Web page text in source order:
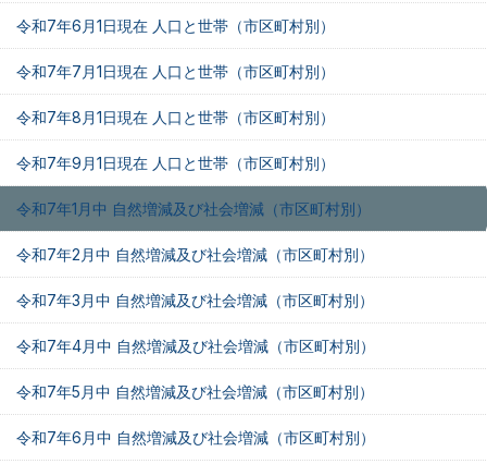
令和7年6月1日現在 人口と世帯（市区町村別）
令和7年7月1日現在 人口と世帯（市区町村別）
令和7年8月1日現在 人口と世帯（市区町村別）
令和7年9月1日現在 人口と世帯（市区町村別）
令和7年1月中 自然増減及び社会増減（市区町村別）
令和7年2月中 自然増減及び社会増減（市区町村別）
令和7年3月中 自然増減及び社会増減（市区町村別）
令和7年4月中 自然増減及び社会増減（市区町村別）
令和7年5月中 自然増減及び社会増減（市区町村別）
令和7年6月中 自然増減及び社会増減（市区町村別）